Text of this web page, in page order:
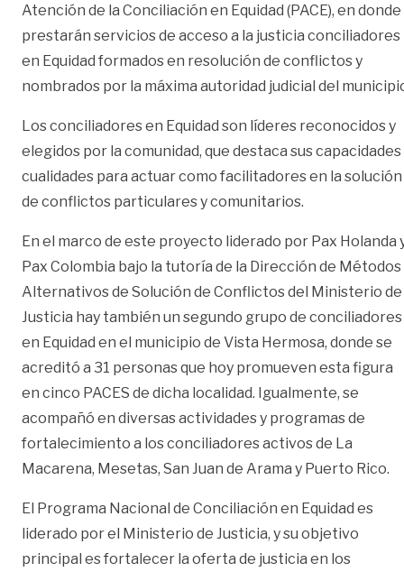
Atención de la Conciliación en Equidad (PACE), en donde
prestarán servicios de acceso a la justicia conciliadores
en Equidad formados en resolución de conflictos y
nombrados por la máxima autoridad judicial del
Los conciliadores en Equidad son líderes reconocidos y
elegidos por la comunidad, que destaca sus capacidades
cualidades para actuar como facilitadores en la solución
de conflictos particulares y comunitarios.
En el marco de este proyecto liderado por Pax Holanda
Pax Colombia bajo la tutoría de la Dirección de Métodos
Alternativos de Solución de Conflictos del Ministerio de
Justicia hay también un segundo grupo de conciliadores
en Equidad en el municipio de Vista Hermosa, donde se
acreditó a 31 personas que hoy promueven esta figura
en cinco PACES de dicha localidad. Igualmente, se
acompañó en diversas actividades y programas de
fortalecimiento a los conciliadores activos de La
Macarena, Mesetas, San Juan de Arama y Puerto Rico.
El Programa Nacional de Conciliación en Equidad es
liderado por el Ministerio de Justicia, y su objetivo
principal es fortalecer la oferta de justicia en los